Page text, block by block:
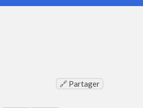
🔗 Partager